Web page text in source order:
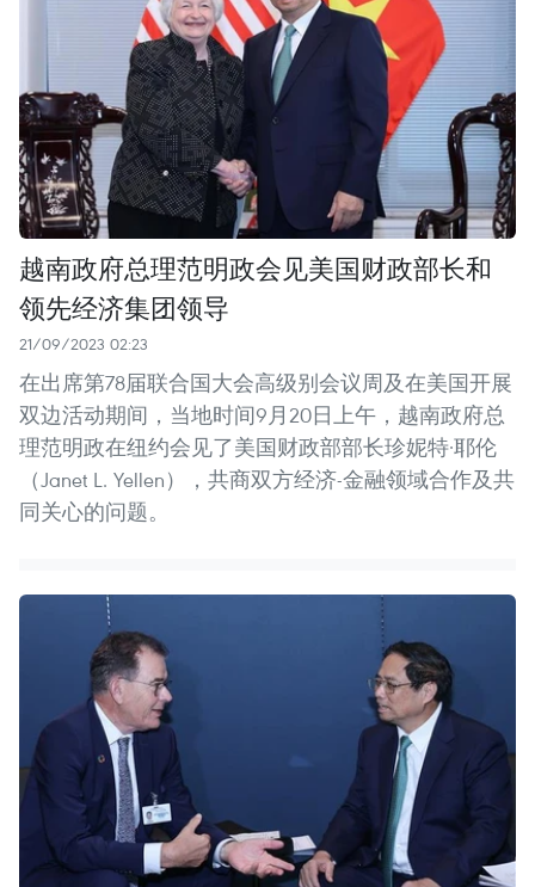
越南政府总理范明政会见美国财政部长和
领先经济集团领导
21/09/2023 02:23
在出席第78届联合国大会高级别会议周及在美国开展
双边活动期间，当地时间9月20日上午，越南政府总
理范明政在纽约会见了美国财政部部长珍妮特·耶伦
（Janet L. Yellen），共商双方经济-金融领域合作及共
同关心的问题。